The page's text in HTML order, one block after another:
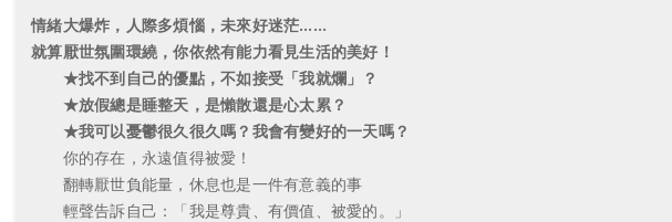
情緒大爆炸，人際多煩惱，未來好迷茫……
就算厭世氛圍環繞，你依然有能力看見生活的美好！
★找不到自己的優點，不如接受「我就爛」？
★放假總是睡整天，是懶散還是心太累？
★我可以憂鬱很久很久嗎？我會有變好的一天嗎？
你的存在，永遠值得被愛！
翻轉厭世負能量，休息也是一件有意義的事
輕聲告訴自己：「我是尊貴、有價值、被愛的。」